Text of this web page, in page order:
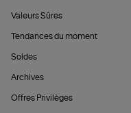
Valeurs Sûres
Tendances du moment
Soldes
Archives
Offres Privilèges